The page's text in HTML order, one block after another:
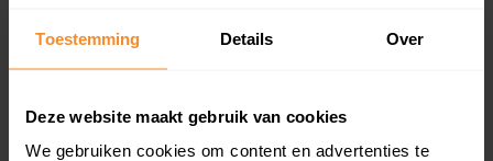
Toestemming Details Over
Deze website maakt gebruik van cookies
We gebruiken cookies om content en advertenties te
en koopdatum) binnen een postcodegebied. Dit
inclusief een jaar lang gratis updates van nieuwe